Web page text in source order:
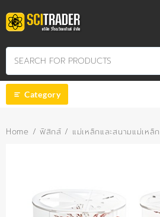
to
content
Category
Home / ฟิสิกส์ / แม่เหล็กและสนามแม่เหล็ก